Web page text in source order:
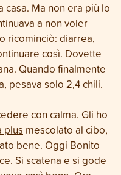
Ma non era più lo
a non voler
ricominciò: diarrea,
così. Dovette
Quando finalmente
pesava solo 2,4 chili.
con calma. Gli ho
plus mescolato al cibo,
bene. Oggi Bonito
Si scatena e si gode